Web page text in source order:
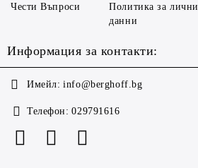
Чести Въпроси
Политика за лични
данни
Информация за контакти:
Имейл: info@berghoff.bg
Телефон: 029791616